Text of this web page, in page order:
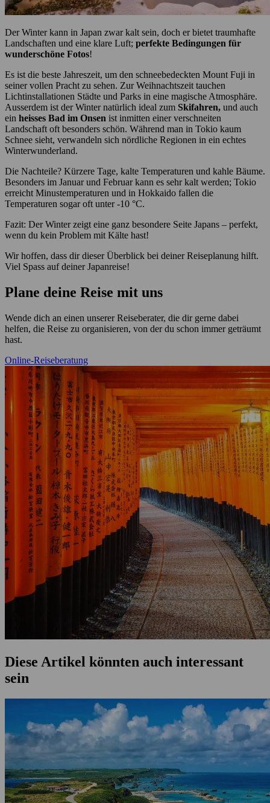
Der Winter kann in Japan zwar kalt sein, doch er bietet traumhafte
Landschaften und eine klare Luft; perfekte Bedingungen für
wunderschöne Fotos!
Es ist die beste Jahreszeit, um den schneebedeckten Mount Fuji in
seiner vollen Pracht zu sehen. Zur Weihnachtszeit tauchen
Lichtinstallationen Städte und Parks in eine magische Atmosphäre.
Ausserdem ist der Winter natürlich ideal zum Skifahren, und auch
ein heisses Bad im Onsen ist inmitten einer verschneiten
Landschaft oft besonders schön. Während man in Tokio kaum
Schnee sieht, verwandeln sich nördliche Regionen in ein echtes
Winterwunderland.
Die Nachteile? Kürzere Tage, kalte Temperaturen und kahle Bäume.
Besonders im Januar und Februar kann es sehr kalt werden; Tokio
erreicht Minustemperaturen und in Hokkaido fallen die
Temperaturen sogar oft unter -10 °C.
Fazit: Der Winter zeigt eine ganz besondere Seite Japans – perfekt,
wenn du kein Problem mit Kälte hast!
Wir hoffen, dass dir dieser Überblick bei deiner Reiseplanung hilft.
Viel Spass auf deiner Japanreise!
Plane deine Reise mit uns
Wende dich an einen unserer Reiseberater, die dir gerne dabei
helfen, die Reise zu organisieren, von der du schon immer geträumt
hast.
Online-Reiseberatung
Diese Artikel könnten auch interessant
sein